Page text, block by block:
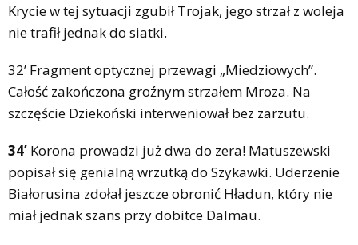
Krycie w tej sytuacji zgubił Trojak, jego strzał z woleja
nie trafił jednak do siatki.
32’ Fragment optycznej przewagi „Miedziowych”.
Całość zakończona groźnym strzałem Mroza. Na
szczęście Dziekoński interweniował bez zarzutu.
34’ Korona prowadzi już dwa do zera! Matuszewski
popisał się genialną wrzutką do Szykawki. Uderzenie
Białorusina zdołał jeszcze obronić Hładun, który nie
miał jednak szans przy dobitce Dalmau.